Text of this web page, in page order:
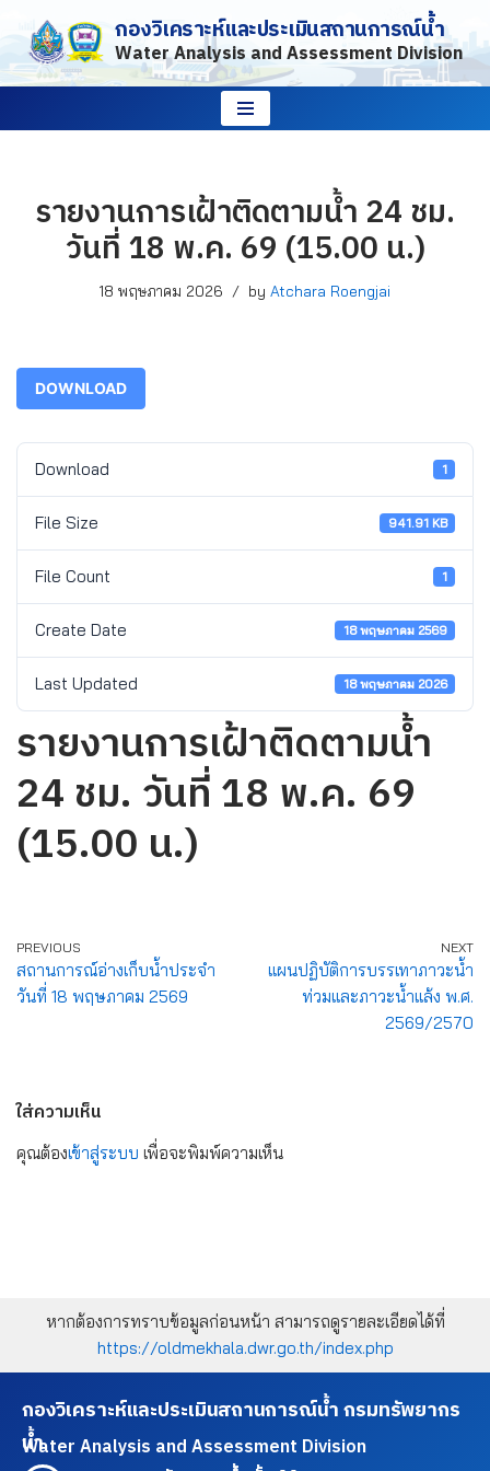
Skip
to
กองวิเคราะห์และประเมินสถานการณ์น้ำ
Water Analysis and Assessment Division
รายงานการเฝ้าติดตามน้ำ 24 ชม.
วันที่ 18 พ.ค. 69 (15.00 น.)
18 พฤษภาคม 2026 by Atchara Roengjai
DOWNLOAD
Download 1
File Size 941.91 KB
File Count 1
Create Date 18 พฤษภาคม 2569
Last Updated 18 พฤษภาคม 2026
รายงานการเฝ้าติดตามน้ำ
24 ชม. วันที่ 18 พ.ค. 69
(15.00 น.)
PREVIOUS
สถานการณ์อ่างเก็บน้ำประจำ
วันที่ 18 พฤษภาคม 2569
NEXT
แผนปฏิบัติการบรรเทาภาวะน้ำ
ท่วมและภาวะน้ำแล้ง พ.ศ.
2569/2570
ใส่ความเห็น
คุณต้องเข้าสู่ระบบ เพื่อจะพิมพ์ความเห็น
หากต้องการทราบข้อมูลก่อนหน้า สามารถดูรายละเอียดได้ที่
https://oldmekhala.dwr.go.th/index.php
กองวิเคราะห์และประเมินสถานการณ์น้ำ กรมทรัพยากร
น้ำ
Water Analysis and Assessment Division